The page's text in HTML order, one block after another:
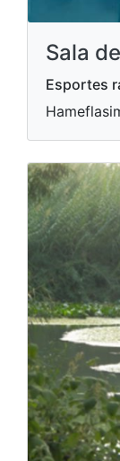
Sala
Esportes